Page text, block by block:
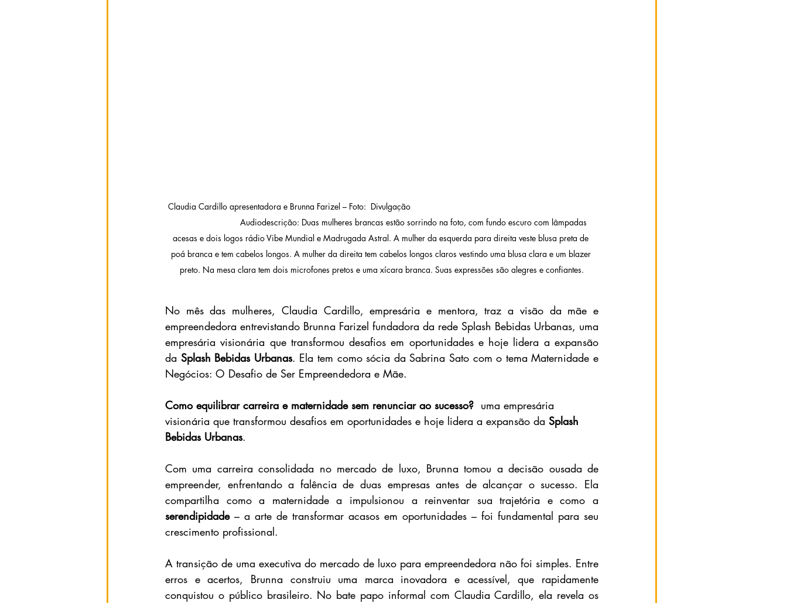
                            Audiodescrição: Duas mulheres brancas estão sorrindo na foto, com fundo escuro com lâmpadas
acesas e dois logos rádio Vibe Mundial e Madrugada Astral. A mulher da esquerda para direita veste blusa preta de
poá branca e tem cabelos longos. A mulher da direita tem cabelos longos claros vestindo uma blusa clara e um blazer
preto. Na mesa clara tem dois microfones pretos e uma xícara branca. Suas expressões são alegres e confiantes.
No mês das mulheres, Claudia Cardillo, empresária e mentora, traz a visão da mãe e
empreendedora entrevistando Brunna Farizel fundadora da rede Splash Bebidas Urbanas, uma
empresária visionária que transformou desafios em oportunidades e hoje lidera a expansão
da Splash Bebidas Urbanas. Ela tem como sócia da Sabrina Sato com o tema Maternidade e
Negócios: O Desafio de Ser Empreendedora e Mãe.
Como equilibrar carreira e maternidade sem renunciar ao sucesso? uma empresária
visionária que transformou desafios em oportunidades e hoje lidera a expansão da Splash
Bebidas Urbanas.
Com uma carreira consolidada no mercado de luxo, Brunna tomou a decisão ousada de
empreender, enfrentando a falência de duas empresas antes de alcançar o sucesso. Ela
serendipidade – a arte de transformar acasos em oportunidades – foi fundamental para seu
crescimento profissional.
A transição de uma executiva do mercado de luxo para empreendedora não foi simples. Entre
erros e acertos, Brunna construiu uma marca inovadora e acessível, que rapidamente
conquistou o público brasileiro. No bate papo informal com Claudia Cardillo, ela revela os